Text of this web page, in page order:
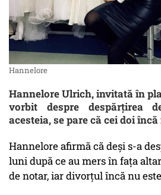
Hannelore
Hannelore Ulrich, invitată în
vorbit despre despărțirea
acesteia, se pare că cei doi
Hannelore afirmă că deși s-a
luni după ce au mers în fața
de notar, iar divorțul încă nu